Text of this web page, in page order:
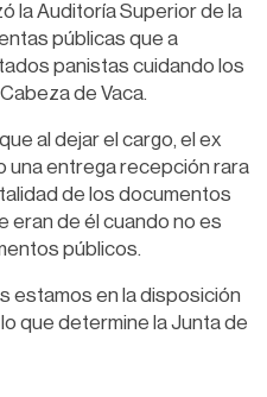
la Auditoría Superior de la
públicas que a
panistas cuidando los
de Vaca.
al dejar el cargo, el ex
una entrega recepción rara
de los documentos
eran de él cuando no es
públicos.
estamos en la disposición
que determine la Junta de